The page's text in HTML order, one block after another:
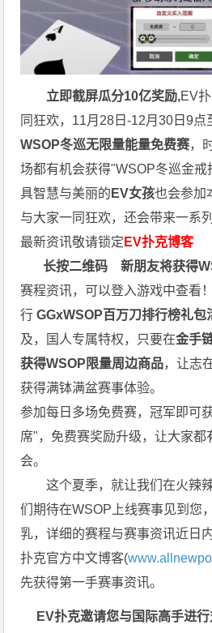
立即截屏瓜分10亿奖励,EV
同狂欢，11月28日-12月30日9点
WSOP冬巡无限量能量免费赛，
场都有机会获得"WSOP冬巡金
具智慧与美丽的 EV女孩也会参加
与大家一同狂欢，还会带来一系
最新资讯敬请锁定 EV扑克博客
长按二维码新朋友将获得
赛程资讯，可以登入游戏中查看
行 GGxWSOP百万刀排行榜礼包
及，国人专属特权，只要在金手
获得WSOP限量周边商品，让志
获得满钵满盆赛事体验。
参加每日多场免费赛，冠军即可
席"，免费赛奖励升级，让大家都
会。
这个夏季，就让我们在火辣
们期待在WSOP上线赛事见到您
乳，详细的赛程与赛事资讯近日
扑克官方中文博客(
先获得第一手赛事资讯。
EV扑克邀请您与国际高手进行